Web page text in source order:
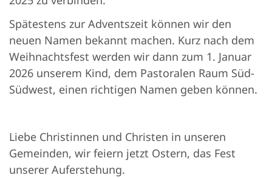
Spätestens zur Adventszeit können wir den
neuen Namen bekannt machen. Kurz nach dem
Weihnachtsfest werden wir dann zum 1. Januar
2026 unserem Kind, dem Pastoralen Raum Süd-
Südwest, einen richtigen Namen geben können.
Liebe Christinnen und Christen in unseren
Gemeinden, wir feiern jetzt Ostern, das Fest
unserer Auferstehung.